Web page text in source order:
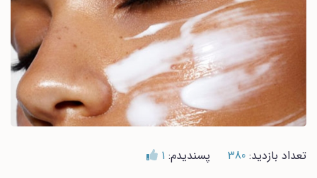
تعداد بازدید: 380 پسندیدم: 1